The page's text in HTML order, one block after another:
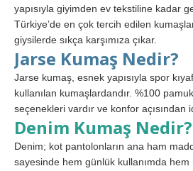
yapısıyla giyimden ev tekstiline kadar
Türkiye’de en çok tercih edilen
giysilerde sıkça karşımıza çıkar.
Jarse Kumaş Nedir?
Jarse kumaş, esnek yapısıyla spor
kullanılan kumaşlardandır. %100
seçenekleri vardır ve konfor açısından
Denim Kumaş Nedir?
Denim; kot pantolonların ana ham
sayesinde hem günlük kullanımda